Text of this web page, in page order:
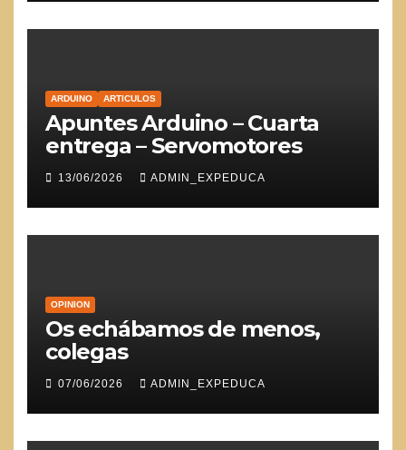
ARDUINO ARTICULOS
Apuntes Arduino – Cuarta
entrega – Servomotores
13/06/2026 ADMIN_EXPEDUCA
OPINION
Os echábamos de menos,
colegas
07/06/2026 ADMIN_EXPEDUCA